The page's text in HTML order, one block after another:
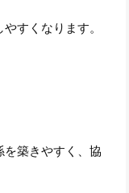
すくなります。
を築きやすく、協